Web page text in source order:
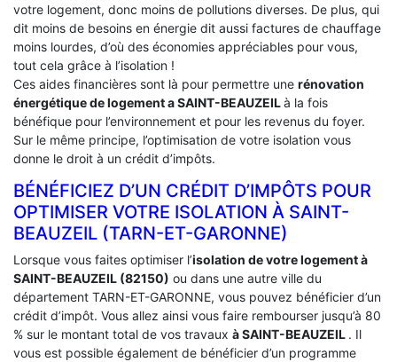
votre logement, donc moins de pollutions diverses. De plus, qui
dit moins de besoins en énergie dit aussi factures de chauffage
moins lourdes, d’où des économies appréciables pour vous,
tout cela grâce à l’isolation !
Ces aides financières sont là pour permettre une rénovation
énergétique de logement aSAINT-BEAUZEILà la fois
bénéfique pour l’environnement et pour les revenus du foyer.
Sur le même principe, l’optimisation de votre isolation vous
donne le droit à un crédit d’impôts.
BÉNÉFICIEZ D’UN CRÉDIT D’IMPÔTS POUR
OPTIMISER VOTRE ISOLATION À ‎SAINT-
BEAUZEIL (TARN-ET-GARONNE)
Lorsque vous faites optimiser l’isolation de votre logement à
SAINT-BEAUZEIL (82150) ou dans une autre ville du
département TARN-ET-GARONNE, vous pouvez bénéficier d’un
crédit d’impôt. Vous allez ainsi vous faire rembourser jusqu’à 80
% sur le montant total de vos travaux à SAINT-BEAUZEIL . Il
vous est possible également de bénéficier d’un programme